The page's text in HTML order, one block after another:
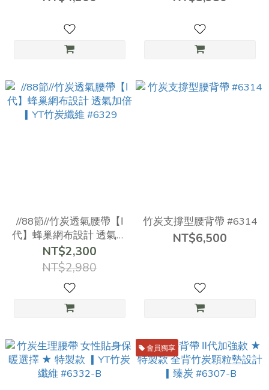
//88節//竹炭透氣腰帶【Ⅰ
代】蜂巢網布設計 透氣加
倍 ▎YT竹炭纖維 #6329
NT$2,300
NT$2,980
竹炭支撐型腰背帶 #6314
NT$6,500
會員獨享